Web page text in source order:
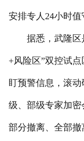
安排专人24小时值
据悉，武隆区
+风险区”双控试
盯预警信息，滚
级、部级专家加
部分撤离、全部